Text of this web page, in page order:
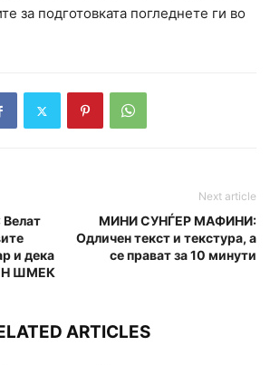
за подготовката погледнете ги во
и дека
ШМЕК
Next article
МИНИ СУНЃЕР МАФИНИ:
Одличен текст и текстура, а
се прават за 10 минути
ARTICLES